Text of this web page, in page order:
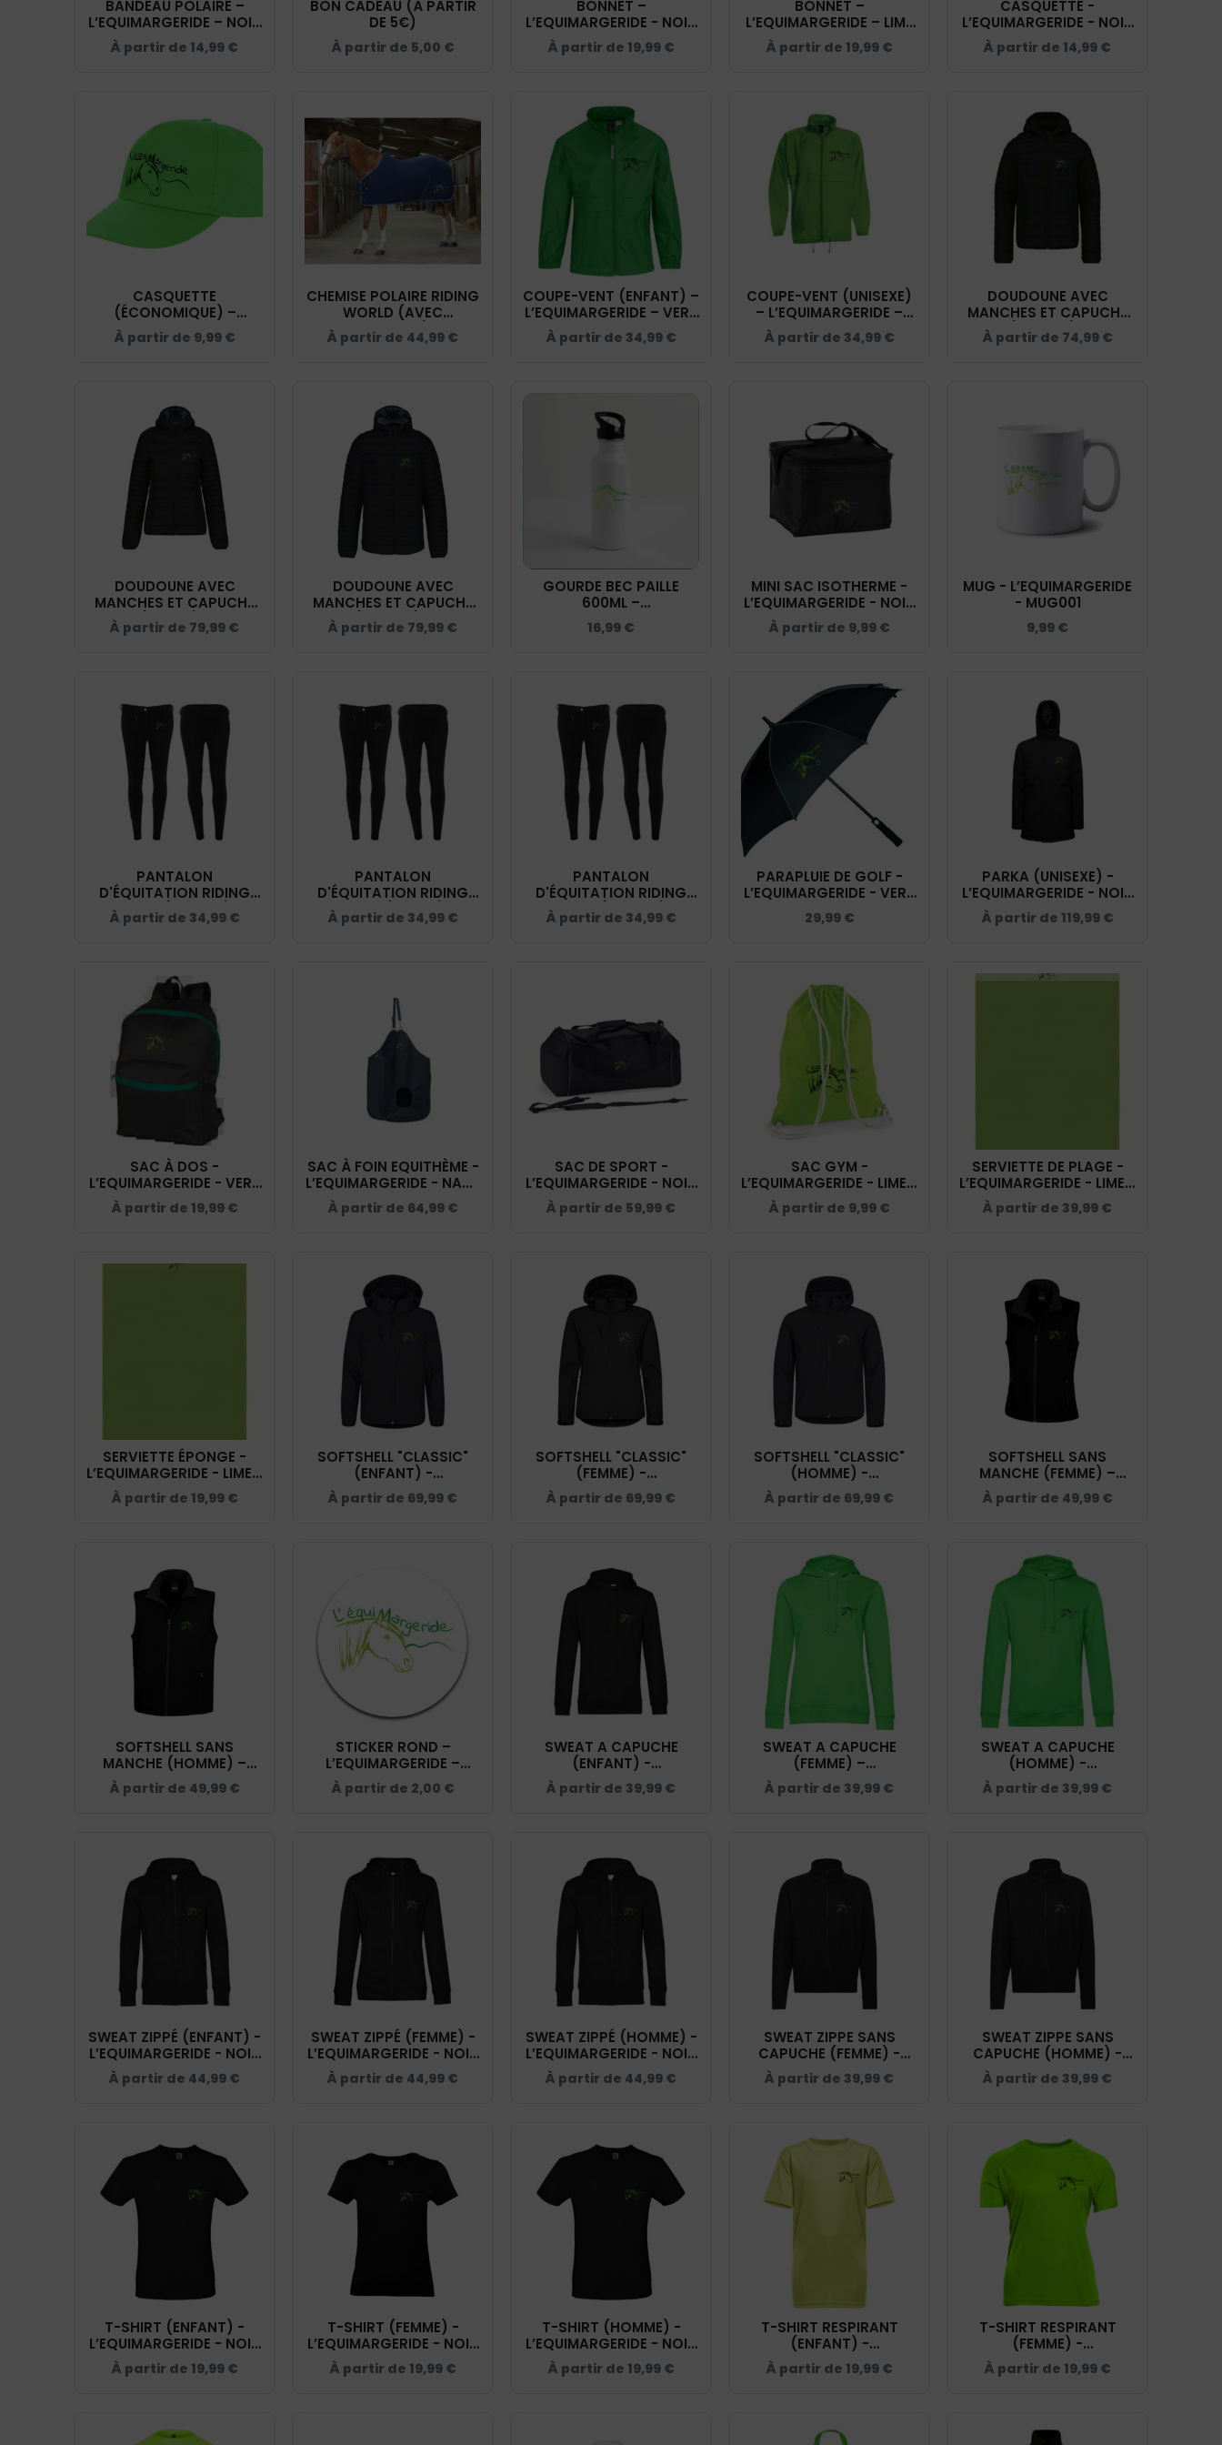
BANDEAU POLAIRE –
L’EQUIMARGERIDE – NOIR
– KP874
À partir de 14,99 €
BON CADEAU (À PARTIR
DE 5€)
À partir de 5,00 €
BONNET –
L’EQUIMARGERIDE - NOIR
- BF045
À partir de 19,99 €
BONNET –
L’EQUIMARGERIDE – LIME
– BF045
À partir de 19,99 €
CASQUETTE -
L’EQUIMARGERIDE - NOIR
- BF015
À partir de 14,99 €
CASQUETTE
(ÉCONOMIQUE) –
L’EQUIMARGERIDE – LIME
– RC080
À partir de 9,99 €
CHEMISE POLAIRE RIDING
WORLD (AVEC
ATTACHES) -
L’EQUIMARGERIDE -
À partir de 44,99 €
COUPE-VENT (ENFANT) –
L’EQUIMARGERIDE – VERT
– BC631
À partir de 34,99 €
COUPE-VENT (UNISEXE)
– L’EQUIMARGERIDE –
VERT – BC630
À partir de 34,99 €
DOUDOUNE AVEC
MANCHES ET CAPUCHE
(ENFANT) -
L’EQUIMARGERIDE - NOIR
À partir de 74,99 €
DOUDOUNE AVEC
MANCHES ET CAPUCHE
(FEMME) -
L’EQUIMARGERIDE - NOIR
À partir de 79,99 €
DOUDOUNE AVEC
MANCHES ET CAPUCHE
(HOMME) -
L’EQUIMARGERIDE - NOIR
À partir de 79,99 €
GOURDE BEC PAILLE
600ML –
L’EQUIMARGERIDE –
GRD004
16,99 €
MINI SAC ISOTHERME -
L’EQUIMARGERIDE - NOIR
- KI0345
À partir de 9,99 €
MUG - L’EQUIMARGERIDE
- MUG001
9,99 €
PANTALON
D'ÉQUITATION RIDING
WORLD (ENFANT) -
L’EQUIMARGERIDE - NOIR
À partir de 34,99 €
PANTALON
D'ÉQUITATION RIDING
WORLD (FEMME) -
L’EQUIMARGERIDE - NOIR
À partir de 34,99 €
PANTALON
D'ÉQUITATION RIDING
WORLD (HOMME) -
L’EQUIMARGERIDE - NOIR
À partir de 34,99 €
PARAPLUIE DE GOLF -
L’EQUIMARGERIDE - VERT
- BM921
29,99 €
PARKA (UNISEXE) -
L’EQUIMARGERIDE - NOIR
- PK543
À partir de 119,99 €
SAC À DOS -
L’EQUIMARGERIDE - VERT
- BM903
À partir de 19,99 €
SAC À FOIN EQUITHÈME -
L’EQUIMARGERIDE - NAVY
- 938040
À partir de 64,99 €
SAC DE SPORT -
L’EQUIMARGERIDE - NOIR
- QD70S
À partir de 59,99 €
SAC GYM -
L’EQUIMARGERIDE - LIME -
WM110
À partir de 9,99 €
SERVIETTE DE PLAGE -
L’EQUIMARGERIDE - LIME -
K118
À partir de 39,99 €
SERVIETTE ÉPONGE -
L’EQUIMARGERIDE - LIME -
K111
À partir de 19,99 €
SOFTSHELL "CLASSIC"
(ENFANT) -
L’EQUIMARGERIDE - NOIR
- 0200909
À partir de 69,99 €
SOFTSHELL "CLASSIC"
(FEMME) -
L’EQUIMARGERIDE - NOIR
- 0200917
À partir de 69,99 €
SOFTSHELL "CLASSIC"
(HOMME) -
L’EQUIMARGERIDE - NOIR
- 0200912
À partir de 69,99 €
SOFTSHELL SANS
MANCHE (FEMME) –
L’EQUIMARGERIDE – NOIR
– R232F
À partir de 49,99 €
SOFTSHELL SANS
MANCHE (HOMME) –
L’EQUIMARGERIDE – NOIR
– RS232
À partir de 49,99 €
STICKER ROND –
L’EQUIMARGERIDE –
STI001
À partir de 2,00 €
SWEAT A CAPUCHE
(ENFANT) -
L’EQUIMARGERIDE - NOIR
- K477
À partir de 39,99 €
SWEAT A CAPUCHE
(FEMME) –
L’EQUIMARGERIDE - VERT
POMME - BCW34B
À partir de 39,99 €
SWEAT A CAPUCHE
(HOMME) -
L’EQUIMARGERIDE - VERT
POMME - BCU33B
À partir de 39,99 €
SWEAT ZIPPÉ (ENFANT) -
L’EQUIMARGERIDE - NOIR
- K455
À partir de 44,99 €
SWEAT ZIPPÉ (FEMME) -
L’EQUIMARGERIDE - NOIR
- BCW03Q
À partir de 44,99 €
SWEAT ZIPPÉ (HOMME) -
L’EQUIMARGERIDE - NOIR
- BCU03K
À partir de 44,99 €
SWEAT ZIPPE SANS
CAPUCHE (FEMME) -
L’EQUIMARGERIDE - NOIR
- 021039
À partir de 39,99 €
SWEAT ZIPPE SANS
CAPUCHE (HOMME) -
L’EQUIMARGERIDE - NOIR
- 021038
À partir de 39,99 €
T-SHIRT (ENFANT) -
L’EQUIMARGERIDE - NOIR
- BC03TK
À partir de 19,99 €
T-SHIRT (FEMME) -
L’EQUIMARGERIDE - NOIR
- BC04T
À partir de 19,99 €
T-SHIRT (HOMME) -
L’EQUIMARGERIDE - NOIR
- BC03T
À partir de 19,99 €
T-SHIRT RESPIRANT
(ENFANT) -
L’EQUIMARGERIDE -
JAUNE - IB302
À partir de 19,99 €
T-SHIRT RESPIRANT
(FEMME) -
L’EQUIMARGERIDE - VERT
FLUO - IB301
À partir de 19,99 €